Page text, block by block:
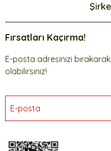
Fırsatları Kaçırma!
E-posta adresinizi
olabilirsiniz!
E-posta